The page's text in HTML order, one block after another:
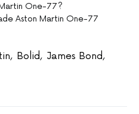
One-77?
Aston Martin One-77
, Bolid, James Bond,